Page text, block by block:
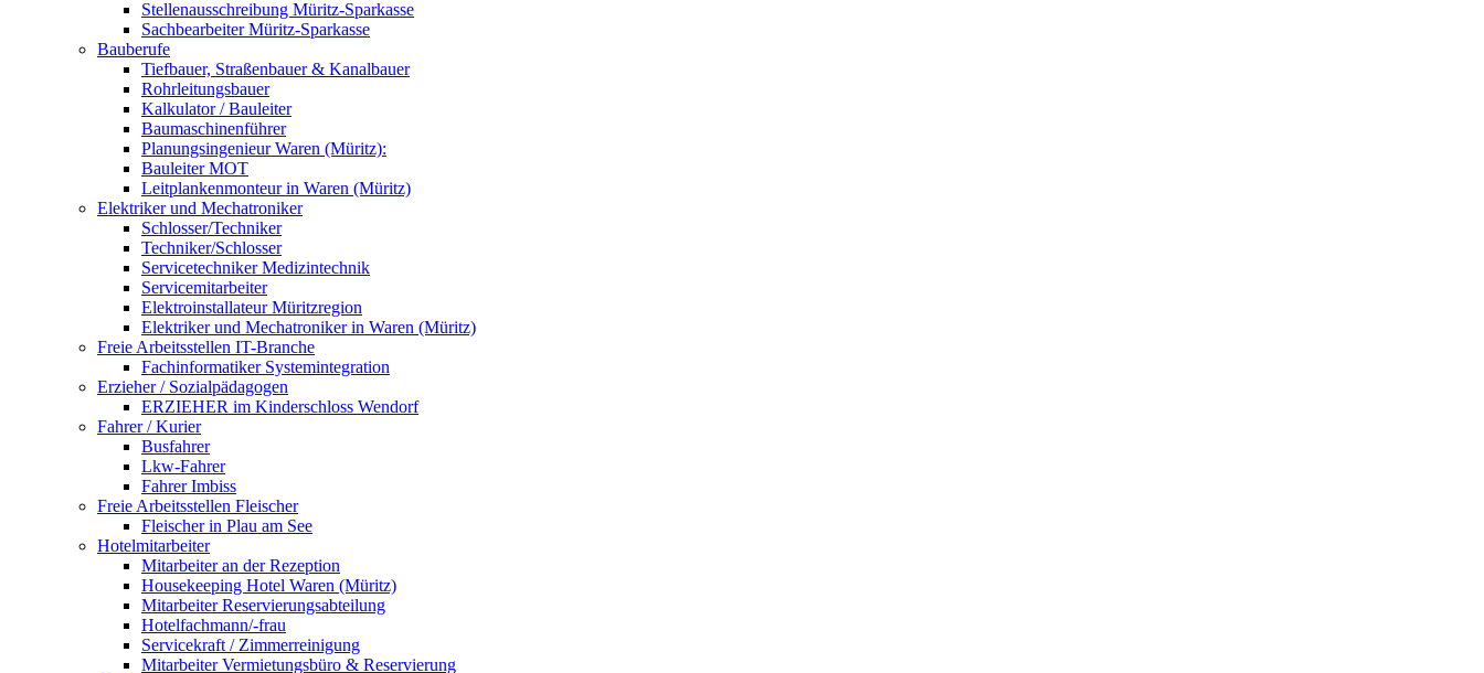
Stellenausschreibung Müritz-Sparkasse
Sachbearbeiter Müritz-Sparkasse
Bauberufe
Tiefbauer, Straßenbauer & Kanalbauer
Rohrleitungsbauer
Kalkulator / Bauleiter
Baumaschinenführer
Planungsingenieur Waren (Müritz):
Bauleiter MOT
Leitplankenmonteur in Waren (Müritz)
Elektriker und Mechatroniker
Schlosser/Techniker
Techniker/Schlosser
Servicetechniker Medizintechnik
Servicemitarbeiter
Elektroinstallateur Müritzregion
Elektriker und Mechatroniker in Waren (Müritz)
Freie Arbeitsstellen IT-Branche
Fachinformatiker Systemintegration
Erzieher / Sozialpädagogen
ERZIEHER im Kinderschloss Wendorf
Fahrer / Kurier
Busfahrer
Lkw-Fahrer
Fahrer Imbiss
Freie Arbeitsstellen Fleischer
Fleischer in Plau am See
Hotelmitarbeiter
Mitarbeiter an der Rezeption
Housekeeping Hotel Waren (Müritz)
Mitarbeiter Reservierungsabteilung
Hotelfachmann/-frau
Servicekraft / Zimmerreinigung
Mitarbeiter Vermietungsbüro & Reservierung